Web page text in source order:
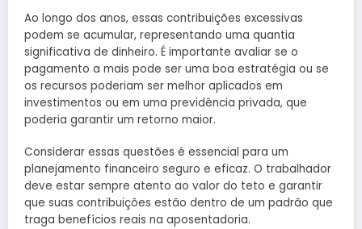
Ao longo dos anos, essas contribuições excessivas
podem se acumular, representando uma quantia
significativa de dinheiro. É importante avaliar se o
pagamento a mais pode ser uma boa estratégia ou se
os recursos poderiam ser melhor aplicados em
investimentos ou em uma previdência privada, que
poderia garantir um retorno maior.
Considerar essas questões é essencial para um
planejamento financeiro seguro e eficaz. O trabalhador
deve estar sempre atento ao valor do teto e garantir
que suas contribuições estão dentro de um padrão que
traga benefícios reais na aposentadoria.